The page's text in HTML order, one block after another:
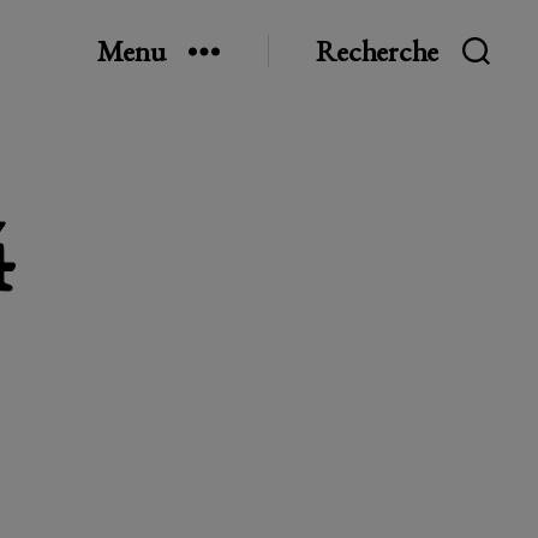
Menu Recherche